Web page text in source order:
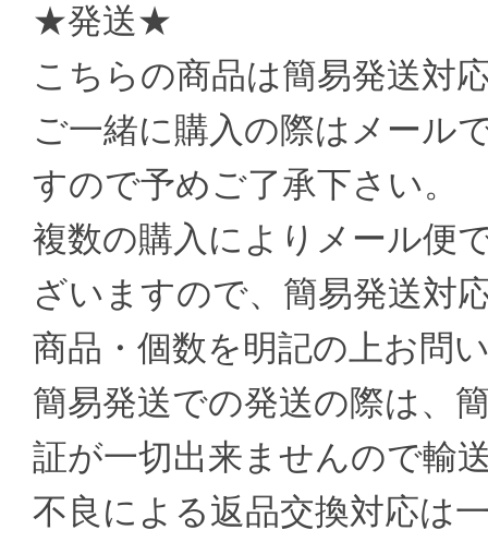
★発送★
こちらの商品は簡易発送対
ご一緒に購入の際はメール
すので予めご了承下さい。
複数の購入によりメール便
ざいますので、簡易発送対
商品・個数を明記の上お問
簡易発送での発送の際は、
証が一切出来ませんので輸
不良による返品交換対応は